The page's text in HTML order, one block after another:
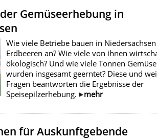
Gemüseerhebung in
Wie viele Betriebe bauen in Niedersachsen
Erdbeeren an? Wie viele von ihnen
ökologisch? Und wie viele Tonnen Gemüse
wurden insgesamt geerntet? Diese und
Fragen beantworten die Ergebnisse der
Speisepilzerhebung.
mehr
für Auskunftgebende